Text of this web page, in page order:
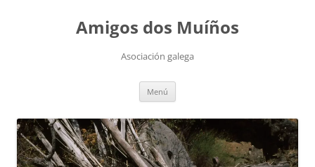
Amigos dos Muíños
Asociación galega
Menú